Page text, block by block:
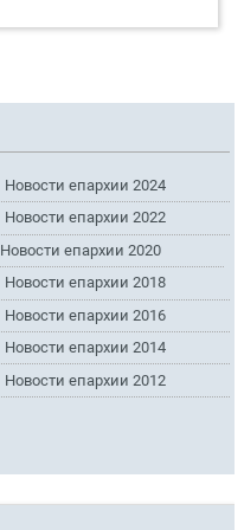
Новости епархии 2024
Новости епархии 2022
Новости епархии 2020
Новости епархии 2018
Новости епархии 2016
Новости епархии 2014
Новости епархии 2012